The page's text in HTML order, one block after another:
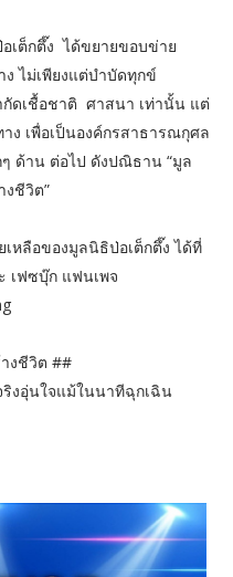
เต็กตึ๊ง ได้ขยายขอบข่าย
ง ไม่เพียงแต่บำบัดทุกข์
ดเชื้อชาติ ศาสนา เท่านั้น แต่
เพื่อเป็นองค์กรสาธารณกุศล
ด้าน ต่อไป ดังปณิธาน “มูล
ชีวิต”
หลือของมูลนิธิป่อเต็กตึ๊ง ได้ที่
เฟซบุ๊ก แฟนเพจ
งชีวิต ##
งอุ่นใจแม้ในนาทีฉุกเฉิน